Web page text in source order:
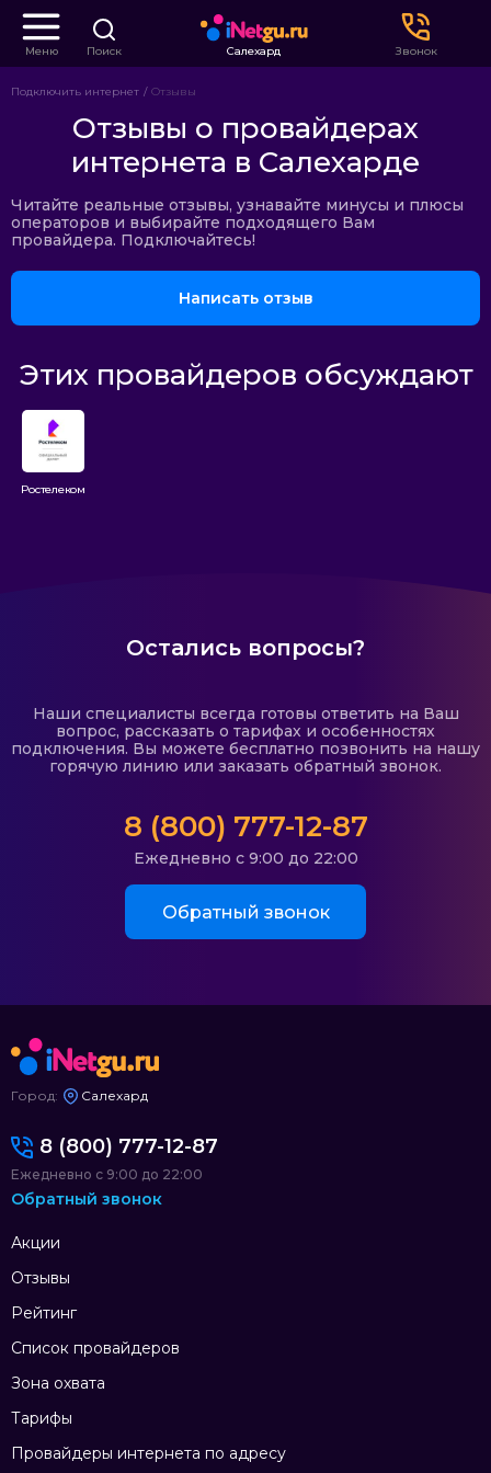
Меню Поиск Салехард Звонок
Подключить интернет Отзывы
Отзывы о провайдерах
интернета в Салехарде
Читайте реальные отзывы, узнавайте минусы и плюсы
операторов и выбирайте подходящего Вам
провайдера. Подключайтесь!
Написать отзыв
Этих провайдеров обсуждают
Ростелеком
Остались вопросы?
Наши специалисты всегда готовы ответить на Ваш
вопрос, рассказать о тарифах и особенностях
подключения. Вы можете бесплатно позвонить на нашу
горячую линию или заказать обратный звонок.
8 (800) 777-12-87
Ежедневно с 9:00 до 22:00
Обратный звонок
Город: Салехард
Акции
Отзывы
Рейтинг
Список провайдеров
Зона охвата
Тарифы
Провайдеры интернета по адресу
8 (800) 777-12-87
Ежедневно с 9:00 до 22:00
Обратный звонок